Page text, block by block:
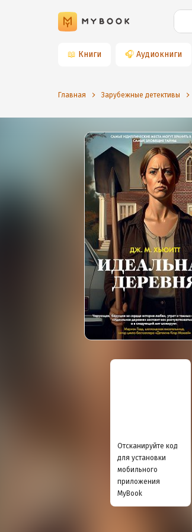
📖 Книги 🎧 Аудиокниги
Главная Зарубежные детективы
Отсканируйте код
для установки
мобильного
приложения
MyBook